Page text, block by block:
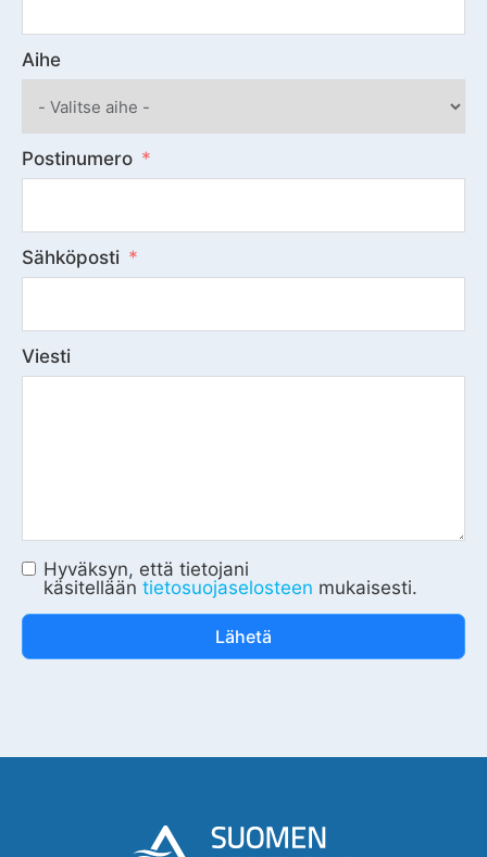
Aihe
Postinumero
Sähköposti
Viesti
Hyväksyn, että tietojani
käsitellään tietosuojaselosteen mukaisesti.
Lähetä